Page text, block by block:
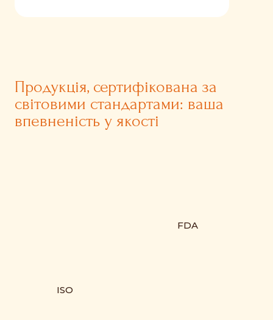
ISO
FDA
Продукція, сертифікована за
світовими стандартами: ваша
впевненість у якості